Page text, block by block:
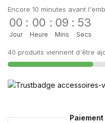
Encore 10 minutes avant
00
Jour
: 00
Heure
: 09
Mins
: 52
Secs
40 produits viennent d'être